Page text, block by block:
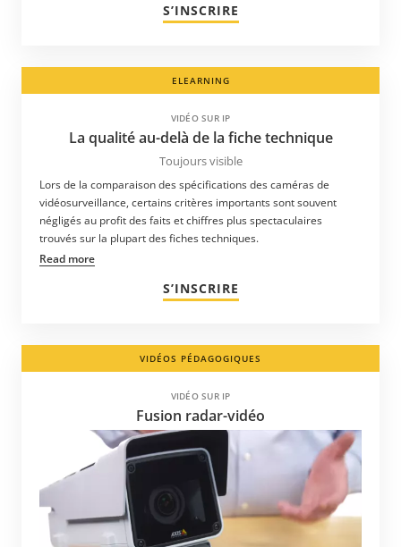
S’INSCRIRE
ELEARNING
VIDÉO SUR IP
La qualité au-delà de la fiche technique
Toujours visible
Lors de la comparaison des spécifications des caméras de
vidéosurveillance, certains critères importants sont souvent
négligés au profit des faits et chiffres plus spectaculaires
trouvés sur la plupart des fiches techniques.
Read more
S’INSCRIRE
VIDÉOS PÉDAGOGIQUES
VIDÉO SUR IP
Fusion radar-vidéo